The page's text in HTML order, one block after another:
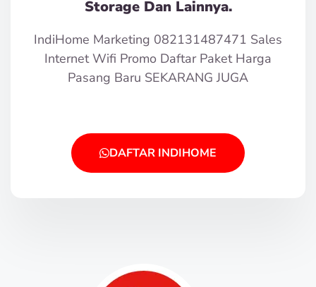
Storage Dan Lainnya.
IndiHome Marketing 082131487471 Sales
Internet Wifi Promo Daftar Paket Harga
Pasang Baru SEKARANG JUGA
DAFTAR INDIHOME